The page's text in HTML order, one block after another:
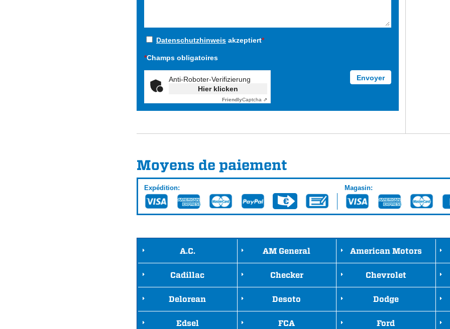
Datenschutzhinweis akzeptiert*
*Champs obligatoires
Anti-Roboter-Verifizierung
Hier klicken
FriendlyCaptcha ⇗
Moyens de paiement
Expédition: Magasin:
A.C. AM General American Motors
Cadillac Checker Chevrolet
Delorean Desoto Dodge
Edsel FCA Ford